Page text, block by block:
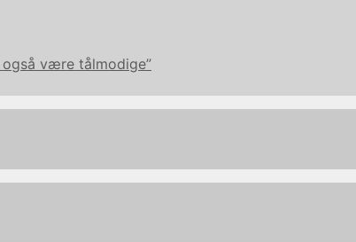
være tålmodige”